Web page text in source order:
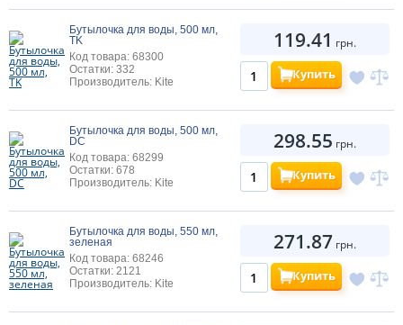
Бутылочка для воды, 500 мл,
TK
Код товара: 68300
Остатки: 332
Производитель: Kite
119.41 грн.
Купить
Бутылочка для воды, 500 мл,
DC
Код товара: 68299
Остатки: 678
Производитель: Kite
298.55 грн.
Купить
Бутылочка для воды, 550 мл,
зеленая
Код товара: 68246
Остатки: 2121
Производитель: Kite
271.87 грн.
Купить